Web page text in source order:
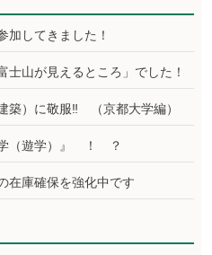
加してきました！
山が見えるところ」でした！
築）に敬服‼ （京都大学編）
学（遊学）』 ！ ？
在庫確保を強化中です